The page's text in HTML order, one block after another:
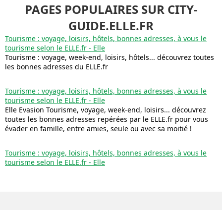
PAGES POPULAIRES SUR CITY-
GUIDE.ELLE.FR
Tourisme : voyage, loisirs, hôtels, bonnes adresses, à vous le
tourisme selon le ELLE.fr - Elle
Tourisme : voyage, week-end, loisirs, hôtels... découvrez toutes
les bonnes adresses du ELLE.fr
Tourisme : voyage, loisirs, hôtels, bonnes adresses, à vous le
tourisme selon le ELLE.fr - Elle
Elle Evasion Tourisme, voyage, week-end, loisirs... découvrez
toutes les bonnes adresses repérées par le ELLE.fr pour vous
évader en famille, entre amies, seule ou avec sa moitié !
Tourisme : voyage, loisirs, hôtels, bonnes adresses, à vous le
tourisme selon le ELLE.fr - Elle